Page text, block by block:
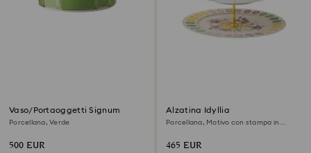
Vaso/Portaoggetti Signum
Porcellana, Verde
500 EUR
Alzatina Idyllia
Porcellana, Motivo con stampa in
465 EUR